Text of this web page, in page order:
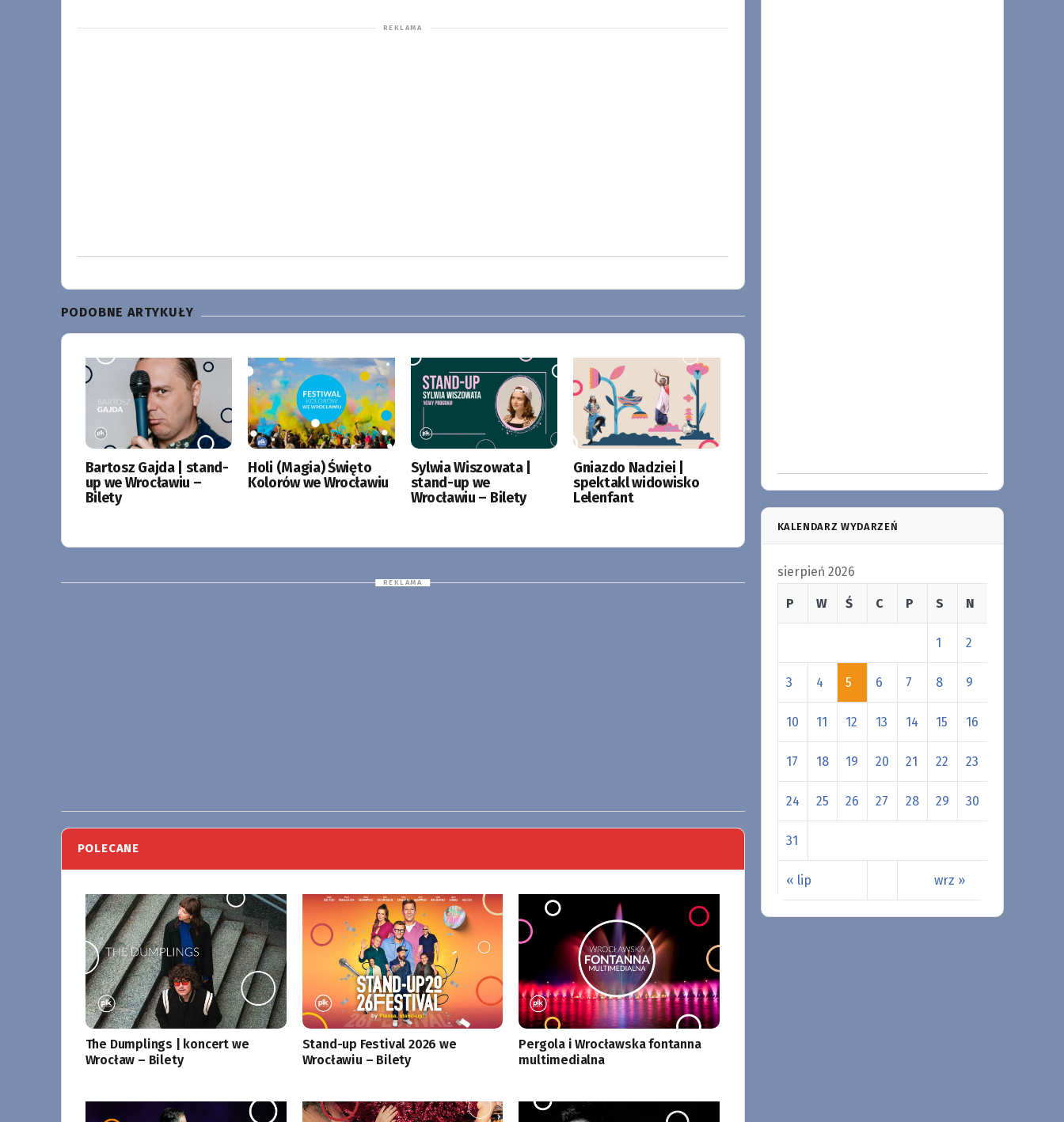
PODOBNE ARTYKUŁY
Bartosz Gajda | stand-
up we Wrocławiu –
Bilety
Holi (Magia) Święto
Kolorów we Wrocławiu
Sylwia Wiszowata |
stand-up we
Wrocławiu – Bilety
Gniazdo Nadziei |
spektakl widowisko
Lelenfant
POLECANE
The Dumplings | koncert we
Wrocław – Bilety
Stand-up Festival 2026 we
Wrocławiu – Bilety
Pergola i Wrocławska fontanna
multimedialna
KALENDARZ WYDARZEŃ
sierpień 2026
P W Ś C P S N
« lip wrz »
1 2
3 4 5 6 7 8 9
10 11 12 13 14 15 16
17 18 19 20 21 22 23
24 25 26 27 28 29 30
31